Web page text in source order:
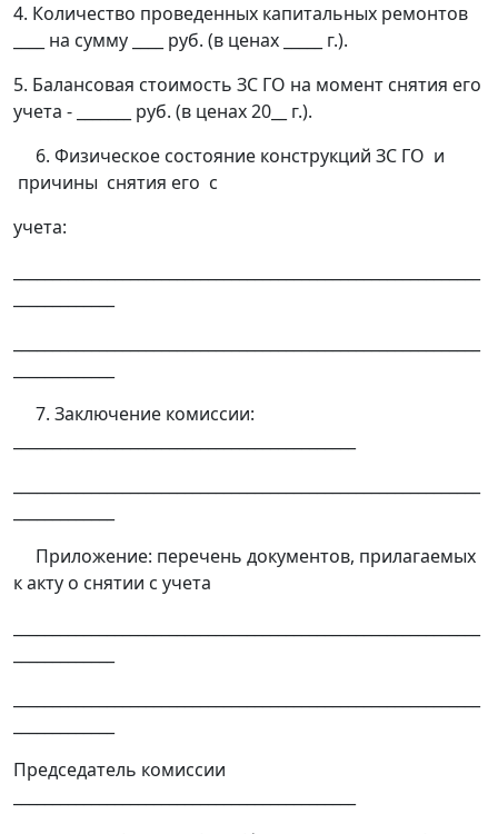
4. Количество проведенных капитальных ремонтов
____ на сумму ____ руб. (в ценах _____ г.).
5. Балансовая стоимость ЗС ГО на момент снятия его
учета - _______ руб. (в ценах 20__ г.).
6. Физическое состояние конструкций ЗС ГО и
причины снятия его с
учета:
7. Заключение комиссии:
Приложение: перечень документов, прилагаемых
к акту о снятии с учета
Председатель комиссии